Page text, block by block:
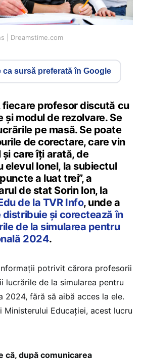
| Dreamstime.com
ca sursă preferată în Google
fiecare profesor discută cu
și modul de rezolvare. Se
pe masă. Se poate
de corectare, care vin
care îți arată, de
elevul Ionel, la subiectul
a luat trei”, a
de stat Sorin Ion, la
de la TVR Info, unde a
distribuie și corectează în
de la simularea pentru
2024.
potrivit cărora profesorii
lucrările de la simularea pentru
2024, fără să aibă acces la ele.
Educației, acest lucru
că, după comunicarea